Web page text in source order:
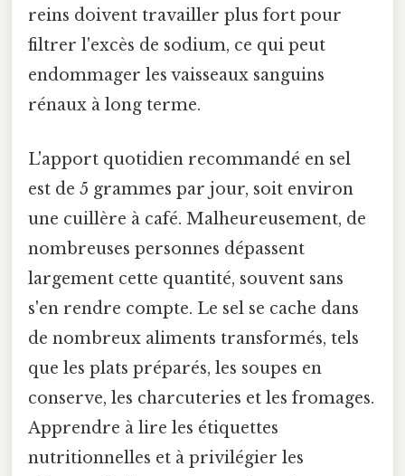
reins doivent travailler plus fort pour
filtrer l'excès de sodium, ce qui peut
endommager les vaisseaux sanguins
rénaux à long terme.
L'apport quotidien recommandé en sel
est de 5 grammes par jour, soit environ
une cuillère à café. Malheureusement, de
nombreuses personnes dépassent
largement cette quantité, souvent sans
s'en rendre compte. Le sel se cache dans
de nombreux aliments transformés, tels
que les plats préparés, les soupes en
conserve, les charcuteries et les fromages.
Apprendre à lire les étiquettes
nutritionnelles et à privilégier les